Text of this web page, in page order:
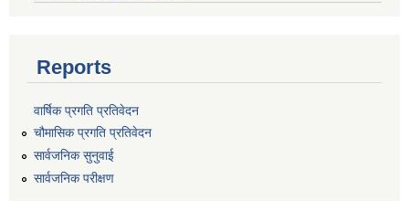
Reports
वार्षिक प्रगति प्रतिवेदन
चौमासिक प्रगति प्रतिवेदन
सार्वजनिक सुनुवाई
सार्वजनिक परीक्षण